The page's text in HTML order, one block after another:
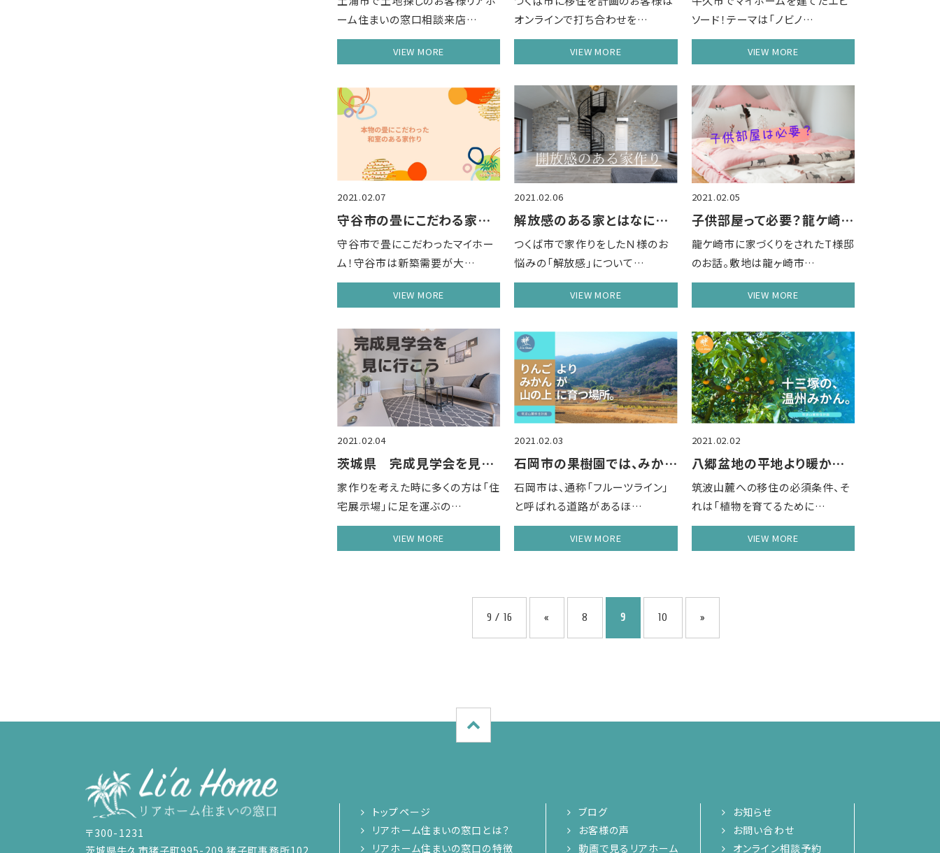
ーム住まいの窓口相談来店…
VIEW MORE
オンラインで打ち合わせを…
VIEW MORE
ソード！テーマは「ノビノ…
VIEW MORE
2021.02.07
守谷市の畳にこだわる家作り
守谷市で畳にこだわったマイホー
ム！守谷市は新築需要が大…
VIEW MORE
2021.02.06
解放感のある家とはなにか。つくば市で家作……
つくば市で家作りをしたＮ様のお
悩みの「解放感」について…
VIEW MORE
2021.02.05
子供部屋って必要？龍ケ崎市家づくり
龍ケ崎市に家づくりをされたT様邸
のお話。敷地は龍ヶ崎市…
VIEW MORE
2021.02.04
茨城県 完成見学会を見に行こう
家作りを考えた時に多くの方は「住
宅展示場」に足を運ぶの…
VIEW MORE
2021.02.03
石岡市の果樹園では、みかんはりんごより標……
石岡市は、通称「フルーツライン」
と呼ばれる道路があるほ…
VIEW MORE
2021.02.02
八郷盆地の平地より暖かい、十三塚果樹団地
筑波山麓への移住の必須条件、そ
れは「植物を育てるために…
VIEW MORE
9 / 16 « 8 9 10 »
〒300-1231
トップページ
リアホーム住まいの窓口とは？
リアホーム住まいの窓口の特徴
ブログ
お客様の声
動画で見るリアホーム
お知らせ
お問い合わせ
オンライン相談予約